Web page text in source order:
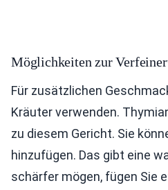
Möglichkeiten zur
Für zusätzlichen
Kräuter verwenden.
zu diesem Gericht. Sie
hinzufügen. Das gibt eine
schärfer mögen, fügen Sie